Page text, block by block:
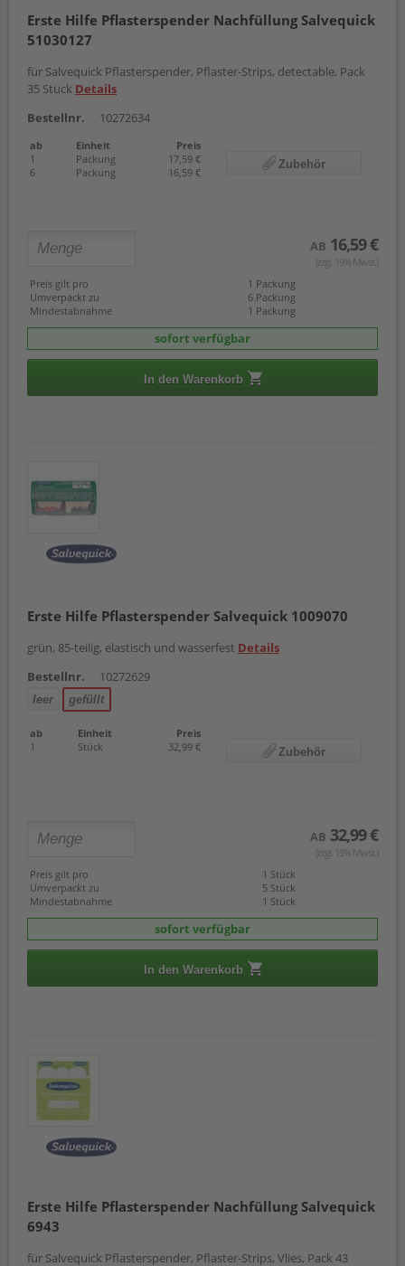
Erste Hilfe Pflasterspender Nachfüllung Salvequick
51030127
für Salvequick Pflasterspender, Pflaster-Strips, detectable, Pack
35 Stück Details
Bestellnr.
10272634
ab Einheit
Preis
1
Packung
17,59 €
6
Packung 16,59 €
Zubehör
AB 16,59 €
(zzgl. 19% Mwst.)
Preis gilt pro
1 Packung
Umverpackt zu
6 Packung
Mindestabnahme
1 Packung
sofort verfügbar
In den Warenkorb
Erste Hilfe Pflasterspender Salvequick 1009070
grün, 85-teilig, elastisch und wasserfest Details
Bestellnr.
10272629
leer gefüllt
ab Einheit
Preis
1
Stück 32,99 € Zubehör
AB 32,99 €
(zzgl. 19% Mwst.)
Preis gilt pro
1 Stück
Umverpackt zu
5 Stück
Mindestabnahme
1 Stück
sofort verfügbar
In den Warenkorb
Erste Hilfe Pflasterspender Nachfüllung Salvequick
6943
für Salvequick Pflasterspender, Pflaster-Strips, Vlies, Pack 43